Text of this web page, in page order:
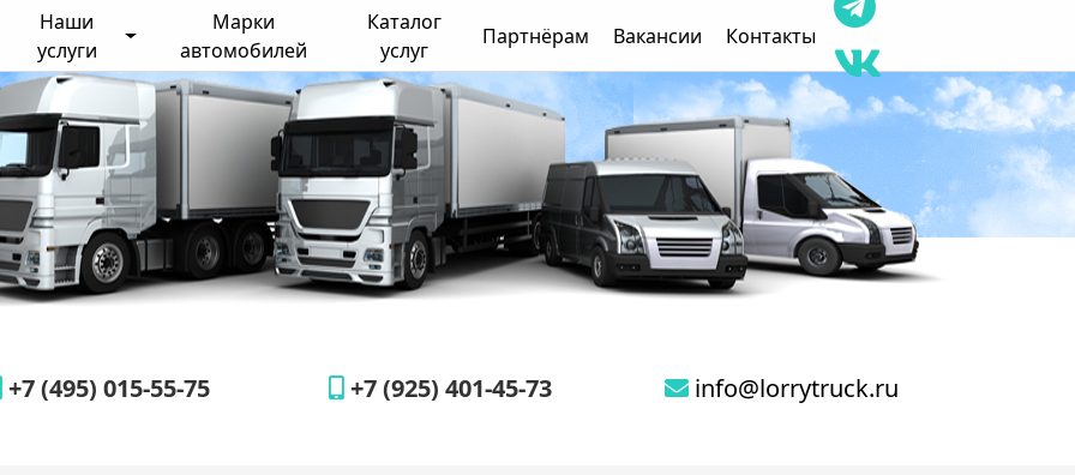
Наши
услуги
Марки
автомобилей
Каталог
услуг
Партнёрам Вакансии Контакты
+7 (495) 015-55-75 +7 (925) 401-45-73 info@lorrytruck.ru